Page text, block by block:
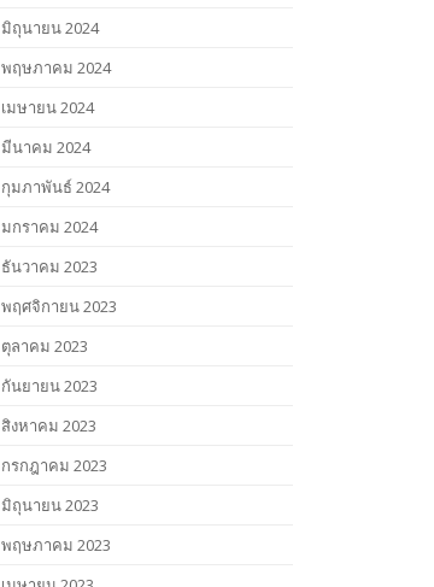
มิถุนายน 2024
พฤษภาคม 2024
เมษายน 2024
มีนาคม 2024
กุมภาพันธ์ 2024
มกราคม 2024
ธันวาคม 2023
พฤศจิกายน 2023
ตุลาคม 2023
กันยายน 2023
สิงหาคม 2023
กรกฎาคม 2023
มิถุนายน 2023
พฤษภาคม 2023